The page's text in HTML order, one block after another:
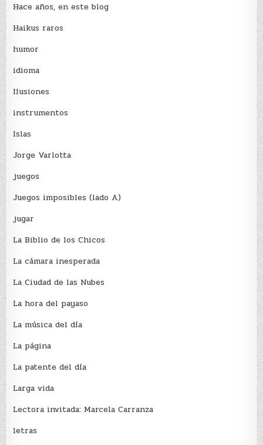
Hace años, en este blog
Haikus raros
humor
idioma
Ilusiones
instrumentos
Islas
Jorge Varlotta
juegos
Juegos imposibles (lado A)
jugar
La Biblio de los Chicos
La cámara inesperada
La Ciudad de las Nubes
La hora del payaso
La música del día
La página
La patente del día
Larga vida
Lectora invitada: Marcela Carranza
letras